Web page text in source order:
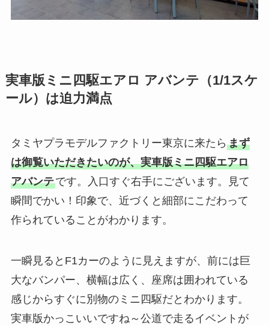
実車版ミニ四駆エアロ アバンテ（1/1スケ
ール）は迫力満点
タミヤプラモデルファクトリー東京に来たら まず
は御覧いただきたいのが、実車版ミニ四駆エアロ
アバンテです。入口すぐ右手にございます。見て
瞬間でかい！印象で、近づくと細部にこだわって
作られていることがわかります。
一瞬見るとF1カーのように見えますが、前には巨
大なバンパー、横幅は広く、座席は囲われている
感じからすぐに別物のミニ四駆だとわかります。
実車版かっこいいですね～公道で走るイベントが